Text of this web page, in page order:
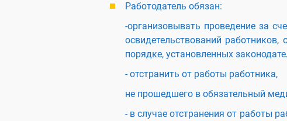
Работодатель обязан:
-организовывать проведение за
освидетельствований
порядке, установленных
- отстранить от работы работника,
не прошедшего в обязательный
- в случае отстранения от работы